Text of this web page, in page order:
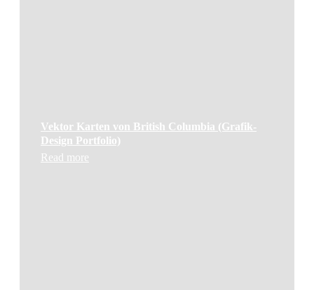
Vektor Karten von British Columbia (Grafik-
Design Portfolio)
Read more